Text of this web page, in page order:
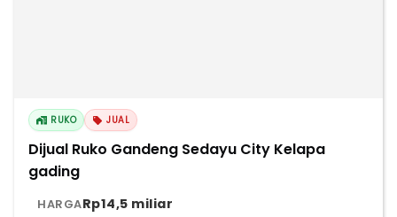
RUKO JUAL
Dijual Ruko Gandeng Sedayu City Kelapa
gading
HARGARp14,5 miliar